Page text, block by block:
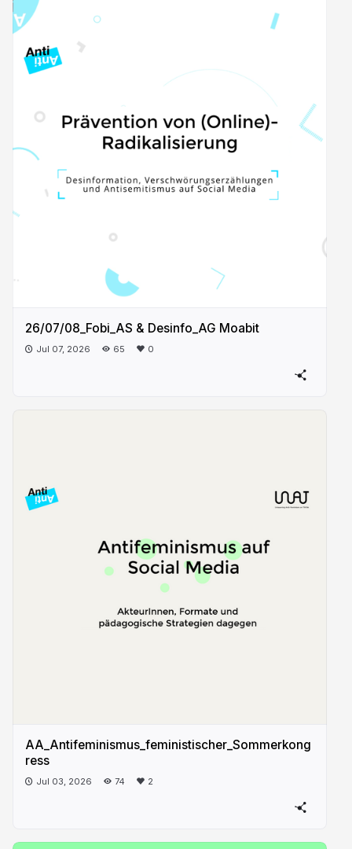
26/07/08_Fobi_AS & Desinfo_AG Moabit
Jul 07, 2026 65 0
AA_Antifeminismus_feministischer_Sommerkong
ress
Jul 03, 2026 74 2